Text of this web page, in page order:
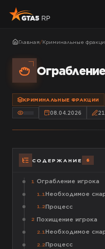
Главная/Криминальные
КРИМИНАЛЬНЫЕ ФРАКЦИИ
08.04.2026
СОДЕРЖАНИЕ 6
1 Ограбление игрока
1.1Необходимое
1.2Процесс
2 Похищение игрока
2.1Необходимое
2.2Процесс